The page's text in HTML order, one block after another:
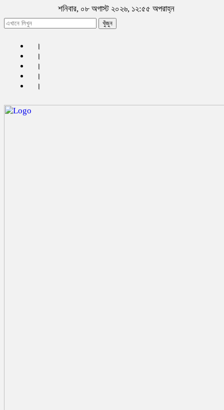
শনিবার, ০৮ অগাস্ট ২০২৬, ১২:৫৫ অপরাহ্ন
খুঁজুন